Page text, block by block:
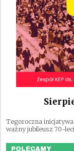
Tegoroczna
ważny jubileusz 70-
POLECAMY